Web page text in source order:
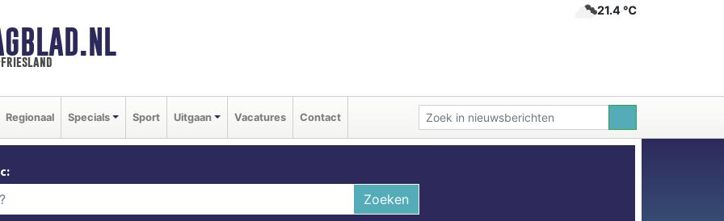
friesland
21.4 ℃
Regionaal Specials Sport Uitgaan Vacatures Contact
Zoeken